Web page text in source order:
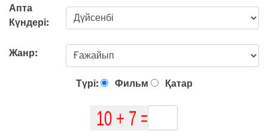
Апта
Күндері:
Жанр:
Түрі: Фильм Қатар